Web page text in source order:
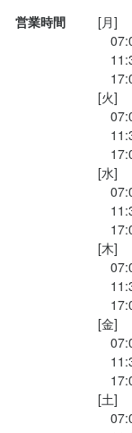
営業時間
[月]
[火]
[水]
[木]
[金]
[土]